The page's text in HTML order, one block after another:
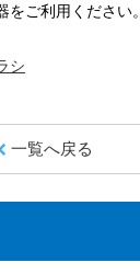
ご利用ください。
シ
一覧へ戻る